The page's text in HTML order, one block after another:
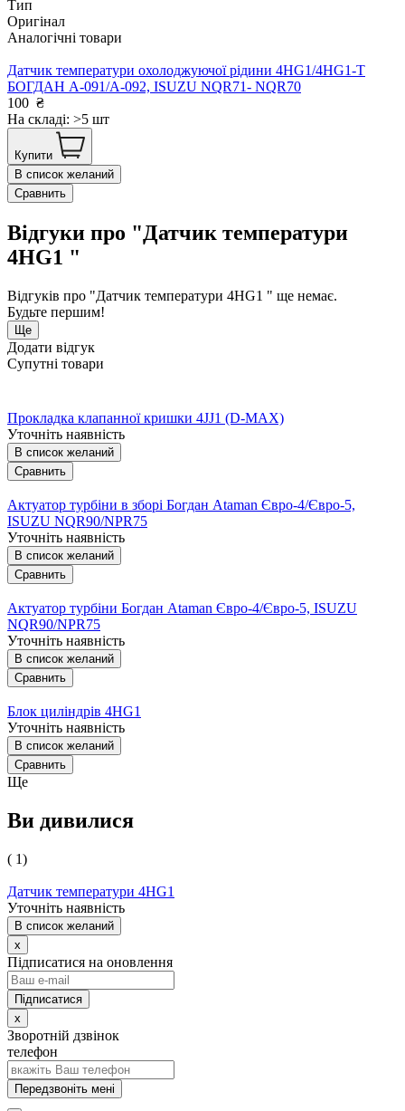
Тип
Оригінал
Аналогічні товари
Датчик температури охолоджуючої рідини 4HG1/4HG1-T
БОГДАН А-091/А-092, ISUZU NQR71- NQR70
100 ₴
На складі: >5 шт
Купити
В список желаний
Сравнить
Відгуки про "Датчик температури
4HG1 "
Відгуків про "Датчик температури 4HG1 " ще немає.
Будьте першим!
Ще
Додати відгук
Супутні товари
Прокладка клапанної кришки 4JJ1 (D-MAX)
Уточніть наявність
В список желаний
Сравнить
Актуатор турбіни в зборі Богдан Ataman Євро-4/Євро-5,
ISUZU NQR90/NPR75
Уточніть наявність
В список желаний
Сравнить
Актуатор турбіни Богдан Ataman Євро-4/Євро-5, ISUZU
NQR90/NPR75
Уточніть наявність
В список желаний
Сравнить
Блок циліндрів 4HG1
Уточніть наявність
В список желаний
Сравнить
Ще
Ви дивилися
( 1)
Датчик температури 4HG1
Уточніть наявність
В список желаний
x
Підписатися на оновлення
x
Зворотній дзвінок
телефон
Передзвоніть мені